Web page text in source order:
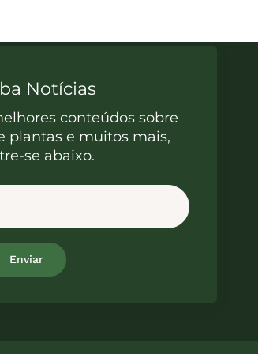
Notícias
conteúdos sobre
plantas e muitos mais,
se abaixo.